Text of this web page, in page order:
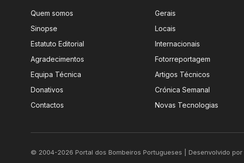
Quem somos
Sinopse
Estatuto Editorial
Agradecimentos
Equipa Técnica
Donativos
Contactos
Gerais
Locais
Internacionais
Fotorreportagem
Artigos Técnicos
Crónica Semanal
Novas Tecnologias
© 2004-2026 Portal dos Bombeiros Portugueses | Desenvolvido por